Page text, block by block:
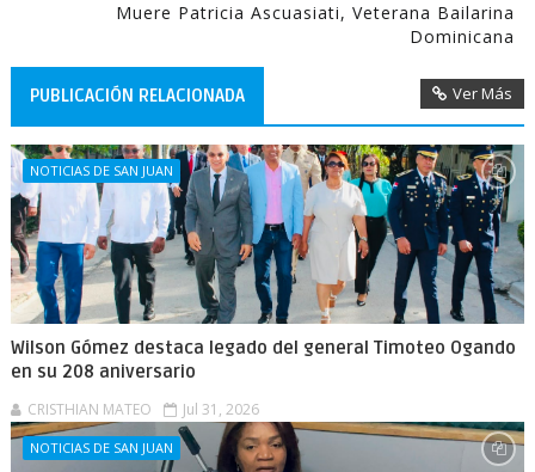
Muere Patricia Ascuasiati, Veterana Bailarina
Dominicana
PUBLICACIÓN RELACIONADA Ver Más
NOTICIAS DE SAN JUAN
Wilson Gómez destaca legado del general Timoteo Ogando
en su 208 aniversario
CRISTHIAN MATEO Jul 31, 2026
NOTICIAS DE SAN JUAN